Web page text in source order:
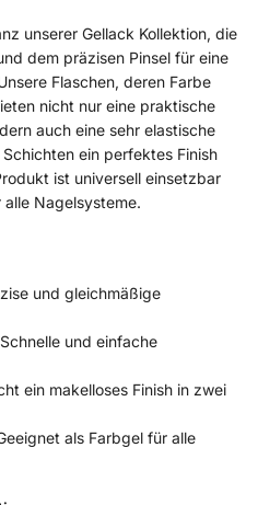
unserer Gellack Kollektion, die
dem präzisen Pinsel für eine
Flaschen, deren Farbe
nicht nur eine praktische
auch eine sehr elastische
ein perfektes Finish
ist universell einsetzbar
Nagelsysteme.
und gleichmäßige
Schnelle und einfache
ein makelloses Finish in zwei
als Farbgel für alle